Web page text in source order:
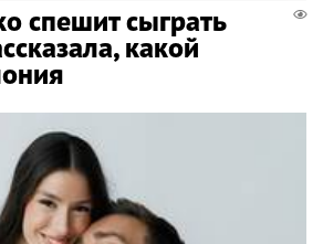
спешит сыграть
какой